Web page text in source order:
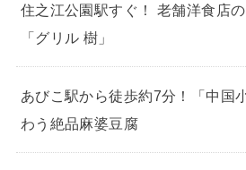
住之江公園駅すぐ！ 老舗洋食店
「グリル 樹」
あびこ駅から徒歩約7分！「中国
わう絶品麻婆豆腐